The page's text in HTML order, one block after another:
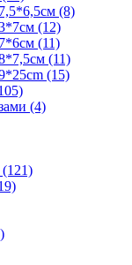
(8)
(12)
(11)
(11)
(15)
(4)